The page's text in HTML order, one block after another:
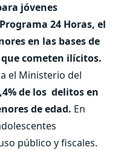
jóvenes
24 Horas, el
en las bases de
cometen ilícitos.
el Ministerio del
de los delitos en
de edad. En
público y fiscales.